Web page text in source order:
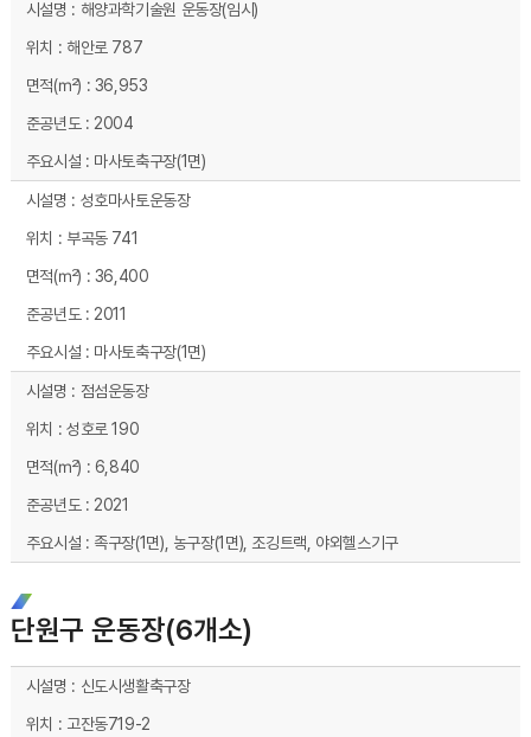
해양과학기술원 운동장(임시)
해안로 787
36,953
2004
마사토축구장(1면)
성호마사토운동장
부곡동 741
36,400
2011
마사토축구장(1면)
점섬운동장
성호로 190
6,840
2021
족구장(1면), 농구장(1면), 조깅트랙, 야외헬스기구
단원구 운동장(6개소)
신도시생활축구장
고잔동719-2